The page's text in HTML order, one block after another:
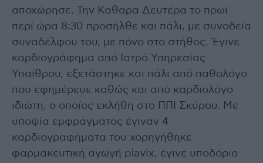
αποχώρησε. Την Καθαρά Δευτέρα το πρωί
περί ώρα 8:30 προσήλθε και πάλι, με συνοδεία
συναδέλφου του, με πόνο στο στήθος. Έγινε
καρδιογράφημα από Ιατρό Υπηρεσίας
Υπαίθρου, εξετάστηκε και πάλι από παθολόγο
που εφημέρευε καθώς και από καρδιολόγο
ιδιώτη, ο οποίος εκλήθη στο ΠΠΙ Σκύρου. Με
υποψία εμφράγματος έγιναν 4
καρδιογραφήματα του χορηγήθηκε
φαρμακευτική αγωγή plavix, έγινε υποδόρια